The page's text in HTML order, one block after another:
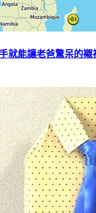
就能讓老爸驚呆的